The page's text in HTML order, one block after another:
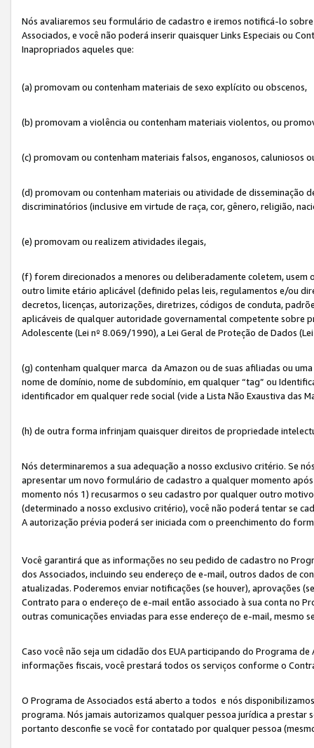
Nós avaliaremos seu formulário de cadastro e iremos notificá-lo
Associados, e você não poderá inserir quaisquer Links Especiais ou
Inapropriados aqueles que:
(a) promovam ou contenham materiais de sexo explícito ou obscenos,
(b) promovam a violência ou contenham materiais violentos, ou
(c) promovam ou contenham materiais falsos, enganosos, caluniosos
(d) promovam ou contenham materiais ou atividade de disseminação
discriminatórios (inclusive em virtude de raça, cor, gênero, religião,
(e) promovam ou realizem atividades ilegais,
(f) forem direcionados a menores ou deliberadamente coletem, usem
outro limite etário aplicável (definido pelas leis, regulamentos e/ou
decretos, licenças, autorizações, diretrizes, códigos de conduta,
aplicáveis de qualquer autoridade governamental competente sobre
Adolescente (Lei nº 8.069/1990), a Lei Geral de Proteção de Dados
(g) contenham qualquer marca da Amazon ou de suas afiliadas ou
nome de domínio, nome de subdomínio, em qualquer “tag” ou
identificador em qualquer rede social (vide a Lista Não Exaustiva das
(h) de outra forma infrinjam quaisquer direitos de propriedade
Nós determinaremos a sua adequação a nosso exclusivo critério. Se
apresentar um novo formulário de cadastro a qualquer momento
momento nós 1) recusarmos o seu cadastro por qualquer outro
(determinado a nosso exclusivo critério), você não poderá tentar se
A autorização prévia poderá ser iniciada com o preenchimento do
Você garantirá que as informações no seu pedido de cadastro no
dos Associados, incluindo seu endereço de e-mail, outros dados de
atualizadas. Poderemos enviar notificações (se houver), aprovações
Contrato para o endereço de e-mail então associado à sua conta no
outras comunicações enviadas para esse endereço de e-mail,
Caso você não seja um cidadão dos EUA participando do Programa
informações fiscais, você prestará todos os serviços conforme o
O Programa de Associados está aberto a todos e nós
programa. Nós jamais autorizamos qualquer pessoa jurídica a
portanto desconfie se você for contatado por qualquer pessoa